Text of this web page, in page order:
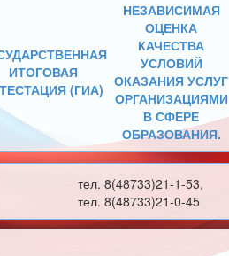
ИТОГОВАЯ
(ГИА)
НЕЗАВИСИМАЯ
ОЦЕНКА
КАЧЕСТВА
УСЛОВИЙ
ОКАЗАНИЯ УСЛУГ
ОРГАНИЗАЦИЯМИ
В СФЕРЕ
ОБРАЗОВАНИЯ.
тел. 8(48733)21-1-53,
тел. 8(48733)21-0-45